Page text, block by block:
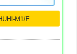
M1/E